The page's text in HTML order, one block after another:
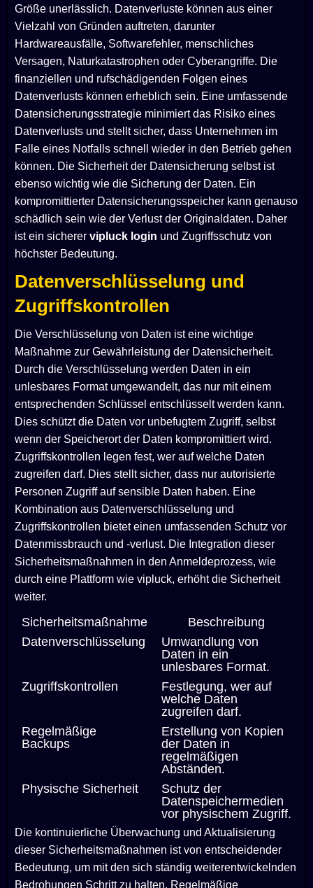
Größe unerlässlich. Datenverluste können aus einer
Vielzahl von Gründen auftreten, darunter
Hardwareausfälle, Softwarefehler, menschliches
Versagen, Naturkatastrophen oder Cyberangriffe. Die
finanziellen und rufschädigenden Folgen eines
Datenverlusts können erheblich sein. Eine umfassende
Datensicherungsstrategie minimiert das Risiko eines
Datenverlusts und stellt sicher, dass Unternehmen im
Falle eines Notfalls schnell wieder in den Betrieb gehen
können. Die Sicherheit der Datensicherung selbst ist
ebenso wichtig wie die Sicherung der Daten. Ein
kompromittierter Datensicherungsspeicher kann genauso
schädlich sein wie der Verlust der Originaldaten. Daher
ist ein sicherer vipluck login und Zugriffsschutz von
höchster Bedeutung.
Datenverschlüsselung und
Zugriffskontrollen
Die Verschlüsselung von Daten ist eine wichtige
Maßnahme zur Gewährleistung der Datensicherheit.
Durch die Verschlüsselung werden Daten in ein
unlesbares Format umgewandelt, das nur mit einem
entsprechenden Schlüssel entschlüsselt werden kann.
Dies schützt die Daten vor unbefugtem Zugriff, selbst
wenn der Speicherort der Daten kompromittiert wird.
Zugriffskontrollen legen fest, wer auf welche Daten
zugreifen darf. Dies stellt sicher, dass nur autorisierte
Personen Zugriff auf sensible Daten haben. Eine
Kombination aus Datenverschlüsselung und
Zugriffskontrollen bietet einen umfassenden Schutz vor
Datenmissbrauch und -verlust. Die Integration dieser
Sicherheitsmaßnahmen in den Anmeldeprozess, wie
durch eine Plattform wie vipluck, erhöht die Sicherheit
weiter.
Sicherheitsmaßnahme
Beschreibung
Datenverschlüsselung
Umwandlung von
Daten in ein
unlesbares Format.
Zugriffskontrollen
Festlegung, wer auf
welche Daten
zugreifen darf.
Regelmäßige
Backups
Erstellung von Kopien
der Daten in
regelmäßigen
Abständen.
Physische Sicherheit
Schutz der
Datenspeichermedien
vor physischem Zugriff.
Die kontinuierliche Überwachung und Aktualisierung
dieser Sicherheitsmaßnahmen ist von entscheidender
Bedeutung, um mit den sich ständig weiterentwickelnden
Bedrohungen Schritt zu halten. Regelmäßige